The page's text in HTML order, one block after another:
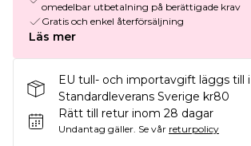
omedelbar utbetalning på berättigade krav
Gratis och enkel återförsäljning
Läs mer
EU tull- och importavgift läggs till i
Standardleverans Sverige kr80
Rätt till retur inom 28 dagar
Undantag gäller. Se vår returpolicy